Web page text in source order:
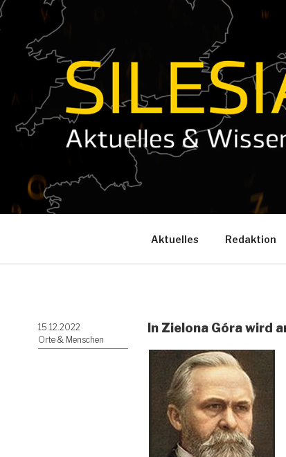
Zum
Inhalt
springen
Aktuelles Redaktion
Veröffentlicht
am
15.12.2022
Orte & Menschen
In Zielona Góra wird